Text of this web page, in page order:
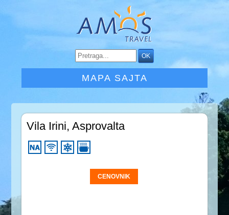
MAPA SAJTA
Vila Irini, Asprovalta
CENOVNIK